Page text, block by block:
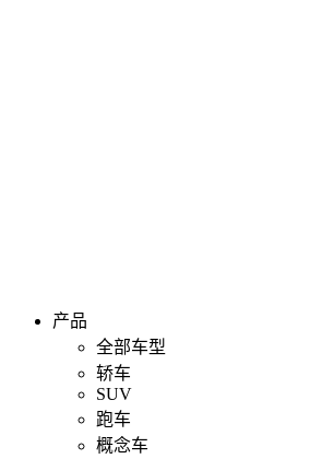
产品
全部车型
轿车
SUV
跑车
概念车